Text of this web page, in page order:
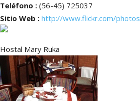
Teléfono : (56-45) 725037
Sitio Web : http://www.flickr.com/
Hostal Mary Ruka